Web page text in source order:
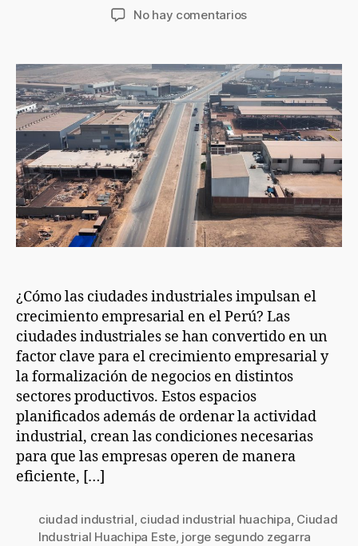
No hay comentarios
¿Cómo las ciudades industriales impulsan el
crecimiento empresarial en el Perú? Las
ciudades industriales se han convertido en un
factor clave para el crecimiento empresarial y
la formalización de negocios en distintos
sectores productivos. Estos espacios
planificados además de ordenar la actividad
industrial, crean las condiciones necesarias
para que las empresas operen de manera
eficiente, […]
ciudad industrial, ciudad industrial huachipa, Ciudad
Industrial Huachipa Este, jorge segundo zegarra